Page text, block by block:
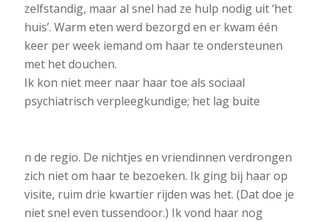
zelfstandig, maar al snel had ze hulp nodig uit ‘het
huis’. Warm eten werd bezorgd en er kwam één
keer per week iemand om haar te ondersteunen
met het douchen.
Ik kon niet meer naar haar toe als sociaal
psychiatrisch verpleegkundige; het lag buite
n de regio. De nichtjes en vriendinnen verdrongen
zich niet om haar te bezoeken. Ik ging bij haar op
visite, ruim drie kwartier rijden was het. (Dat doe je
niet snel even tussendoor.) Ik vond haar nog